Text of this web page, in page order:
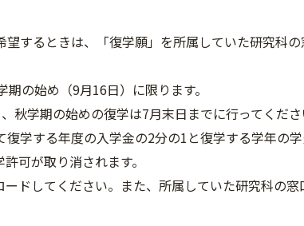
するときは、「復学願」を所属していた研究科
の始め（9月16日）に限ります。
秋学期の始めの復学は7月末日までに行ってくださ
学する年度の入学金の2分の1と復学する学年の
可が取り消されます。
ドしてください。また、所属していた研究科の窓